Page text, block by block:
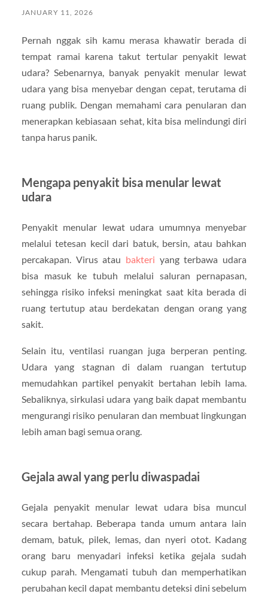
JANUARY 11, 2026
Pernah nggak sih kamu merasa khawatir berada di
tempat ramai karena takut tertular penyakit lewat
udara? Sebenarnya, banyak penyakit menular lewat
udara yang bisa menyebar dengan cepat, terutama di
ruang publik. Dengan memahami cara penularan dan
menerapkan kebiasaan sehat, kita bisa melindungi diri
tanpa harus panik.
Mengapa penyakit bisa menular lewat
udara
Penyakit menular lewat udara umumnya menyebar
melalui tetesan kecil dari batuk, bersin, atau bahkan
percakapan. Virus atau bakteri yang terbawa udara
bisa masuk ke tubuh melalui saluran pernapasan,
sehingga risiko infeksi meningkat saat kita berada di
ruang tertutup atau berdekatan dengan orang yang
sakit.
Selain itu, ventilasi ruangan juga berperan penting.
Udara yang stagnan di dalam ruangan tertutup
memudahkan partikel penyakit bertahan lebih lama.
Sebaliknya, sirkulasi udara yang baik dapat membantu
mengurangi risiko penularan dan membuat lingkungan
lebih aman bagi semua orang.
Gejala awal yang perlu diwaspadai
Gejala penyakit menular lewat udara bisa muncul
secara bertahap. Beberapa tanda umum antara lain
demam, batuk, pilek, lemas, dan nyeri otot. Kadang
orang baru menyadari infeksi ketika gejala sudah
cukup parah. Mengamati tubuh dan memperhatikan
perubahan kecil dapat membantu deteksi dini sebelum